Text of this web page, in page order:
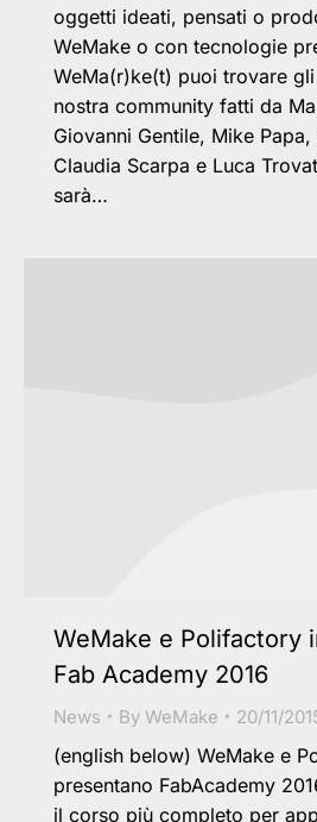
oggetti ideati, pensati o
WeMake o con tecnologie
WeMa(r)ke(t) puoi trovare
nostra community fatti da
Giovanni Gentile, Mike Papa,
Claudia Scarpa e Luca
sarà…
WeMake e Polifactory
Fab Academy 2016
News By WeMake 20/11/
(english below) WeMake e
presentano FabAcademy
il corso più completo per